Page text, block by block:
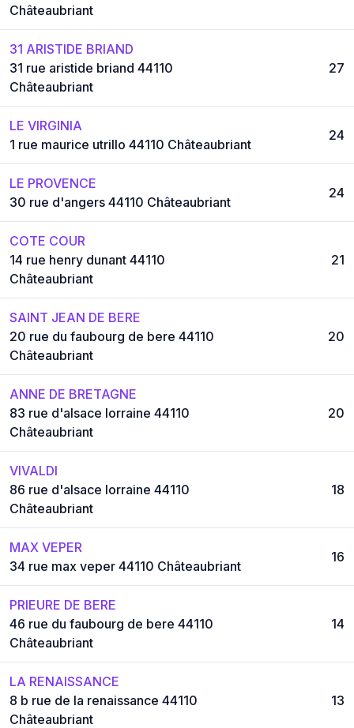
Châteaubriant
31 ARISTIDE BRIAND
31 rue aristide briand 44110
Châteaubriant
27
LE VIRGINIA
1 rue maurice utrillo 44110 Châteaubriant
24
LE PROVENCE
30 rue d'angers 44110 Châteaubriant
24
COTE COUR
14 rue henry dunant 44110
Châteaubriant
21
SAINT JEAN DE BERE
20 rue du faubourg de bere 44110
Châteaubriant
20
ANNE DE BRETAGNE
83 rue d'alsace lorraine 44110
Châteaubriant
20
VIVALDI
86 rue d'alsace lorraine 44110
Châteaubriant
18
MAX VEPER
34 rue max veper 44110 Châteaubriant
16
PRIEURE DE BERE
46 rue du faubourg de bere 44110
Châteaubriant
14
LA RENAISSANCE
8 b rue de la renaissance 44110
Châteaubriant
13